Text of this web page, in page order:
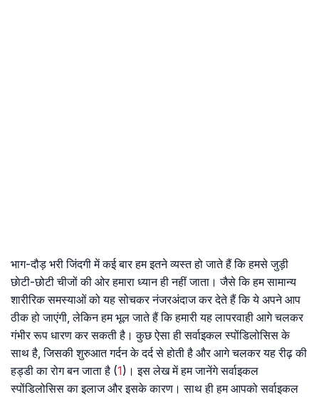
भाग-दौड़ भरी जिंदगी में कई बार हम इतने व्यस्त हो जाते हैं कि हमसे जुड़ी
छाेटी-छोटी चीजों की ओर हमारा ध्यान ही नहीं जाता। जैसे कि हम सामान्य
शारीरिक समस्याओं को यह सोचकर नंजरअंदाज कर देते हैं कि ये अपने आप
ठीक हो जाएंगी, लेकिन हम भूल जाते हैं कि हमारी यह लापरवाही आगे चलकर
गंभीर रूप धारण कर सकती है। कुछ ऐसा ही सर्वाइकल स्पोंडिलोसिस के
साथ है, जिसकी शुरुआत गर्दन के दर्द से होती है और आगे चलकर यह रीढ़ की
हड्डी का रोग बन जाता है (1)। इस लेख में हम जानेंगे सर्वाइकल
स्पोंडिलोसिस का इलाज और इसके कारण। साथ ही हम आपको सर्वाइकल